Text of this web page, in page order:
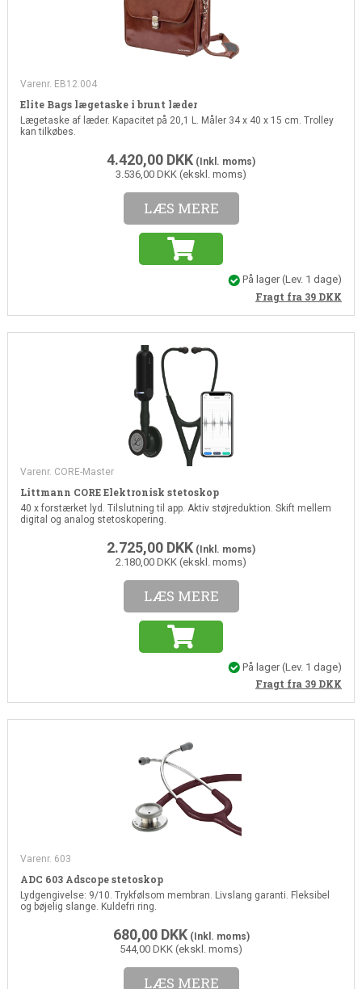
Varenr. EB12.004
Elite Bags lægetaske i brunt læder
Lægetaske af læder. Kapacitet på 20,1 L. Måler 34 x 40 x 15 cm. Trolley
kan tilkøbes.
4.420,00 DKK (Inkl. moms)
3.536,00 DKK (ekskl. moms)
LÆS MERE
På lager(Lev. 1 dage)
Fragt fra 39 DKK
Varenr. CORE-Master
Littmann CORE Elektronisk stetoskop
40 x forstærket lyd. Tilslutning til app. Aktiv støjreduktion. Skift mellem
digital og analog stetoskopering.
2.725,00 DKK (Inkl. moms)
2.180,00 DKK (ekskl. moms)
LÆS MERE
På lager(Lev. 1 dage)
Fragt fra 39 DKK
Varenr. 603
ADC 603 Adscope stetoskop
Lydgengivelse: 9/10. Trykfølsom membran. Livslang garanti. Fleksibel
og bøjelig slange. Kuldefri ring.
680,00 DKK(Inkl. moms)
544,00 DKK (ekskl. moms)
LÆS MERE